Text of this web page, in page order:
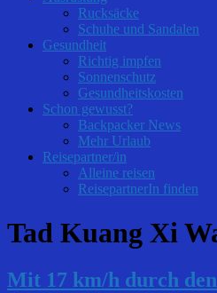
Rucksäcke
Schuhe und Sandalen
Gesundheit
Richtig impfen
Sonnenschutz
Gesundheitskosten
Schon gewusst?
Backpacker News
Mehr Urlaub
Reisepartner/in
Alleine reisen
ReisepartnerIn finden
Tad Kuang Xi
Mit 17 km/h durch